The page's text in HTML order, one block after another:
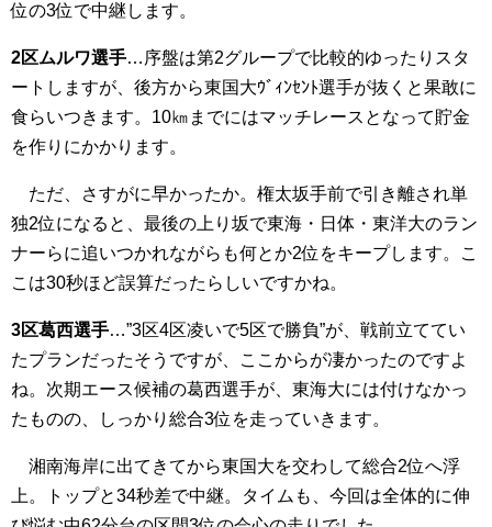
位の3位で中継します。
2区ムルワ選手…序盤は第2グループで比較的ゆったりスタ
ートしますが、後方から東国大ｳﾞｨﾝｾﾝﾄ選手が抜くと果敢に
食らいつきます。10㎞までにはマッチレースとなって貯金
を作りにかかります。
ただ、さすがに早かったか。権太坂手前で引き離され単
独2位になると、最後の上り坂で東海・日体・東洋大のラン
ナーらに追いつかれながらも何とか2位をキープします。こ
こは30秒ほど誤算だったらしいですかね。
3区葛西選手…”3区4区凌いで5区で勝負”が、戦前立ててい
たプランだったそうですが、ここからが凄かったのですよ
ね。次期エース候補の葛西選手が、東海大には付けなかっ
たものの、しっかり総合3位を走っていきます。
湘南海岸に出てきてから東国大を交わして総合2位へ浮
上。トップと34秒差で中継。タイムも、今回は全体的に伸